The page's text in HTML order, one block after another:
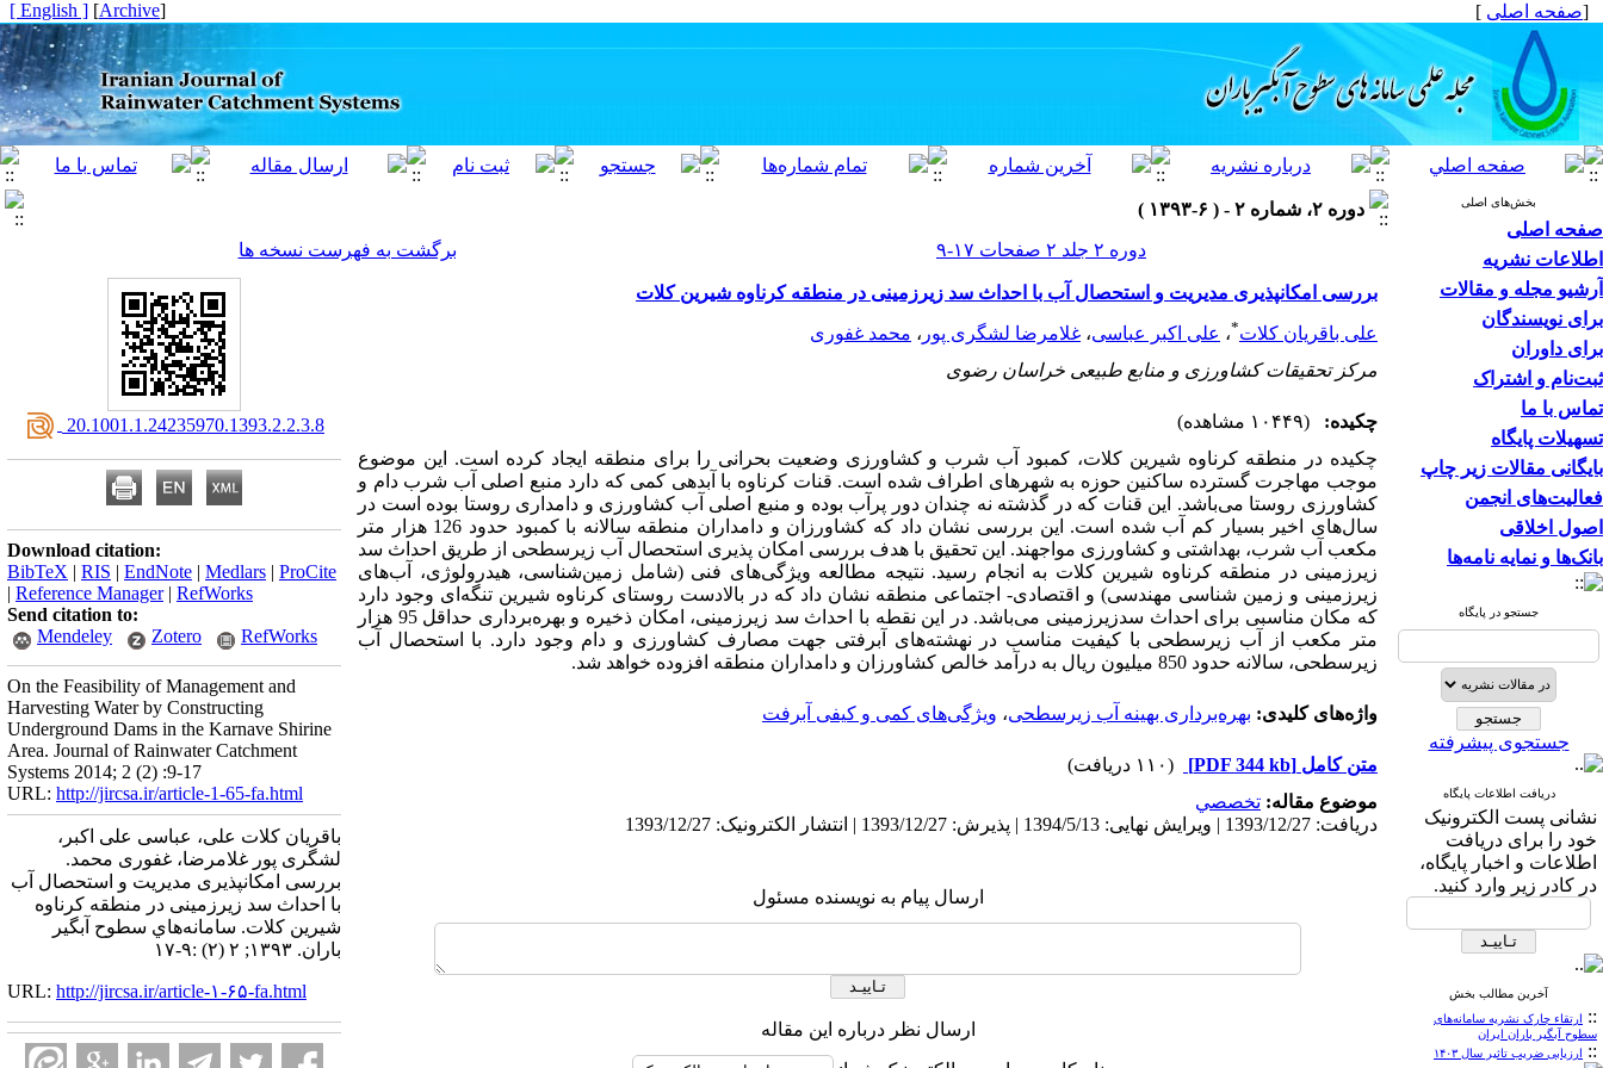
[صفحه اصلی ]
[
Archive
]
[ English ]
بخش‌های اصلی
صفحه اصلی
اطلاعات نشریه
آرشیو مجله و مقالات
برای نویسندگان
برای داوران
ثبت‌نام و اشتراک
تماس با ما
تسهیلات پایگاه
بایگانی مقالات زیر چاپ
فعالیت‌های انجمن
اصول اخلاقی
بانک‌ها و نمایه نامه‌ها
جستجو در پایگاه
جستجوی پیشرفته
دریافت اطلاعات پایگاه
نشانی پست الکترونیک
خود را برای دریافت
اطلاعات و اخبار پایگاه،
در کادر زیر وارد کنید.
آخرین مطالب بخش
:: ارتقاء چارک نشریه سامانه‌های
سطوح آبگیر باران ایران
:: ارزیابی ضریب تاثیر سال ۱۴۰۳
دوره ۲، شماره ۲ - ( ۶-۱۳۹۳ )
دوره ۲ جلد ۲ صفحات ۱۷-۹
برگشت به فهرست نسخه ها
بررسی امکانپذیری مدیریت و استحصال آب با احداث سد زیرزمینی در منطقه کرناوه شیرین کلات
علی باقریان کلات*، علی اکبر عباسی، غلامرضا لشگری پور ، محمد غفوری
مرکز تحقیقات کشاورزی و منابع طبیعی خراسان رضوی
چکیده:
(۱۰۴۴۹ مشاهده)
چکیده در منطقه کرناوه شیرین کلات، کمبود آب شرب و کشاورزی وضعیت بحرانی را برای منطقه ایجاد کرده است. این موضوع
موجب مهاجرت گسترده ساکنین حوزه به شهرهای اطراف شده است. قنات کرناوه با آبدهی کمی که دارد منبع اصلی آب شرب دام و
کشاورزی روستا می‌باشد. این قنات که در گذشته نه چندان دور پرآب بوده و منبع اصلی آب کشاورزی و دامداری روستا بوده است در
سال‌های اخیر بسیار کم آب شده است. این بررسی نشان داد که کشاورزان و دامداران منطقه سالانه با کمبود حدود 126 هزار متر
مکعب آب شرب، بهداشتی و کشاورزی مواجهند. این تحقیق با هدف بررسی امکان پذیری استحصال آب زیرسطحی از طریق احداث سد
زیرزمینی در منطقه کرناوه شیرین کلات به انجام رسید. نتیجه مطالعه ویژگی‌های فنی (شامل زمین‌شناسی، هیدرولوژی، آب‌های
زیرزمینی و زمین شناسی مهندسی) و اقتصادی- اجتماعی منطقه نشان داد که در بالادست روستای کرناوه شیرین تنگه‌ای وجود دارد
که مکان مناسبی برای احداث سدزیرزمینی می‌باشد. در این نقطه با احداث سد زیرزمینی، امکان ذخیره و بهره‌برداری حداقل 95 هزار
متر مکعب از آب زیرسطحی با کیفیت مناسب در نهشته‌های آبرفتی جهت مصارف کشاورزی و دام وجود دارد. با استحصال آب
زیرسطحی، سالانه حدود 850 میلیون ریال به درآمد خالص کشاورزان و دامداران منطقه افزوده خواهد شد.
واژه‌های کلیدی: بهره‌برداری بهینه آب زیرسطحی، ویژگی‌های کمی و کیفی آبرفت
متن کامل [PDF 344 kb]
(۱۱۰ دریافت)
موضوع مقاله: تخصصي
دریافت: 1393/12/27 | ویرایش نهایی: 1394/5/13 | پذیرش: 1393/12/27 | انتشار الکترونیک: 1393/12/27
ارسال پیام به نویسنده مسئول
ارسال نظر درباره این مقاله
‎ 20.1001.1.24235970.1393.2.2.3.8
Download citation:
BibTeX | RIS | EndNote | Medlars | ProCite
| Reference Manager| RefWorks
Send citation to:
Mendeley
Zotero RefWorks
On the Feasibility of Management and
Harvesting Water by Constructing
Underground Dams in the Karnave Shirine
Area. Journal of Rainwater Catchment
Systems 2014; 2 (2) :9-17
URL: http://jircsa.ir/article-1-65-fa.html
باقریان کلات علی، عباسی علی اکبر،
لشگری پور غلامرضا، غفوری محمد.
بررسی امکانپذیری مدیریت و استحصال آب
با احداث سد زیرزمینی در منطقه کرناوه
شیرین کلات. سامانه‌هاي سطوح آبگير
باران. ۱۳۹۳; ۲ (۲) :۹-۱۷
URL: http://jircsa.ir/article-۱-۶۵-fa.html